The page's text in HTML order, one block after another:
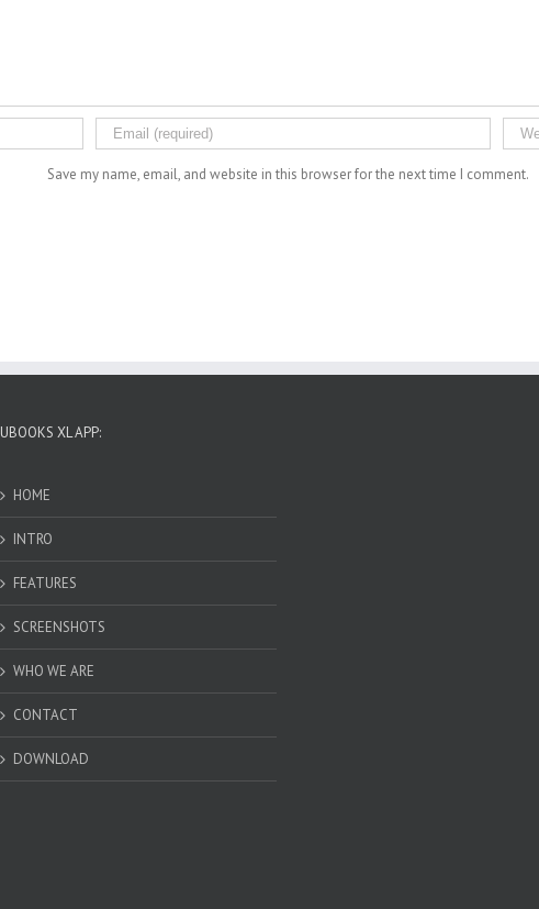
Save my name, email, and website in this browser for the next time I comment.
UBOOKS XL APP:
HOME
INTRO
FEATURES
SCREENSHOTS
WHO WE ARE
CONTACT
DOWNLOAD